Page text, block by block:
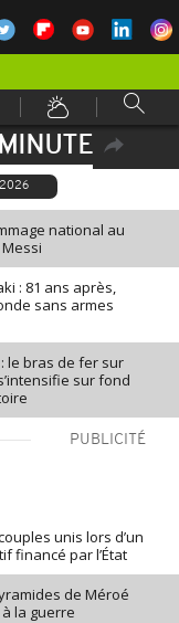
national au
: 81 ans après,
sans armes
le bras de fer sur
sur fond
PUBLICITÉ
unis lors d’un
financé par l’État
de Méroé
la guerre